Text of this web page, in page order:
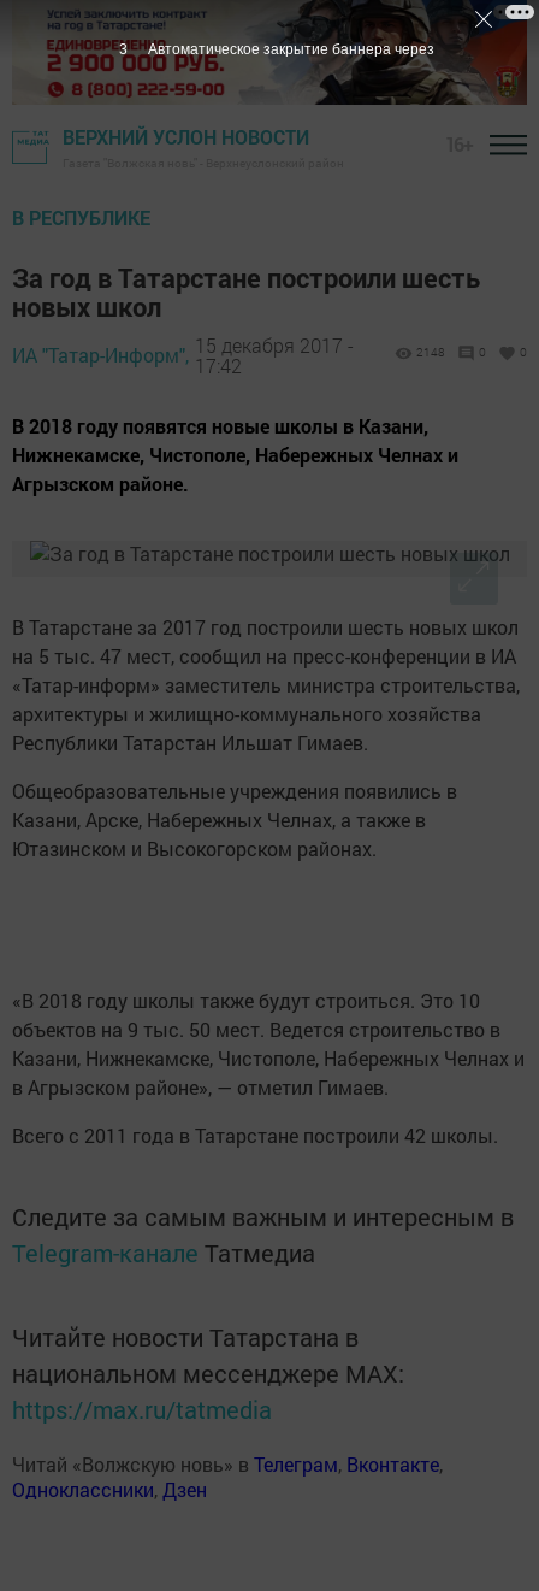
ВЕРХНИЙ УСЛОН НОВОСТИ
В РЕСПУБЛИКЕ
За год в Татарстане построили шесть
новых школ
ИА "Татар-Информ", 15 декабря 2017 -
17:42
2148 0 0
В 2018 году появятся новые школы в Казани,
Нижнекамске, Чистополе, Набережных Челнах и
Агрызском районе.
В Татарстане за 2017 год построили шесть новых школ
на 5 тыс. 47 мест, сообщил на пресс-конференции в ИА
«Татар-информ» заместитель министра строительства,
архитектуры и жилищно-коммунального хозяйства
Республики Татарстан Ильшат Гимаев.
Общеобразовательные учреждения появились в
Казани, Арске, Набережных Челнах, а также в
Ютазинском и Высокогорском районах.
«В 2018 году школы также будут строиться. Это 10
объектов на 9 тыс. 50 мест. Ведется строительство в
Казани, Нижнекамске, Чистополе, Набережных Челнах и
в Агрызском районе», — отметил Гимаев.
Всего с 2011 года в Татарстане построили 42 школы.
Следите за самым важным и интересным в
Telegram-канале Татмедиа
Читайте новости Татарстана в
национальном мессенджере MАХ:
https://max.ru/tatmedia
Читай «Волжскую новь» в Телеграм, Вконтакте,
Одноклассники,Дзен
1 Автоматическое закрытие баннера через